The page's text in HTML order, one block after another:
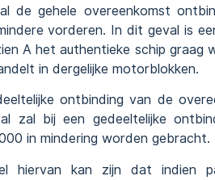
de gehele overeenkomst
vorderen. In dit geval is
A het authentieke schip
in dergelijke motorblokken.
ontbinding van de
zal bij een gedeeltelijke
in mindering worden gebracht.
hiervan kan zijn dat indien